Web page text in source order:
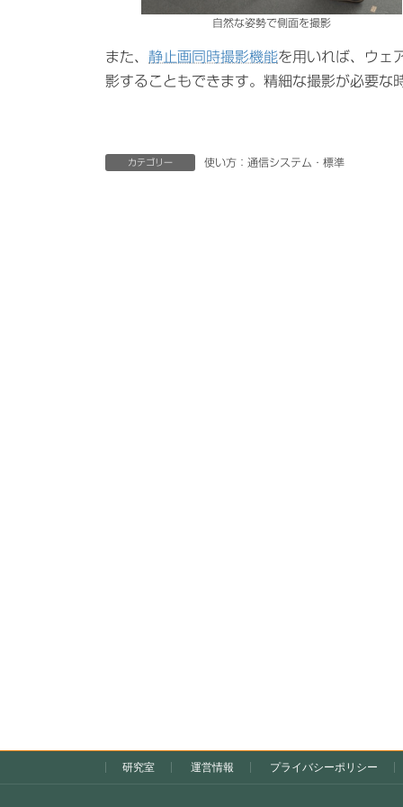
自然な姿勢で側面を撮影
また、 静止画同時撮影機能を用いれば、ウェ
影することもできます。精細な撮影が必要な
カテゴリー 使い方：通信システム・標準
研究室 運営情報 プライバシーポリシー